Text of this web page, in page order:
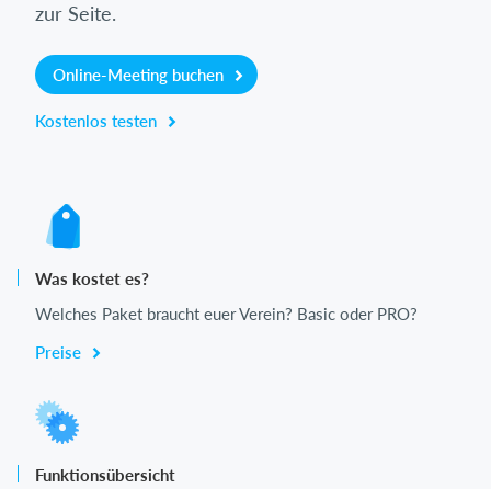
zur Seite.
Online-Meeting buchen
Kostenlos testen
Was kostet es?
Welches Paket braucht euer Verein? Basic oder PRO?
Preise
Funktionsübersicht